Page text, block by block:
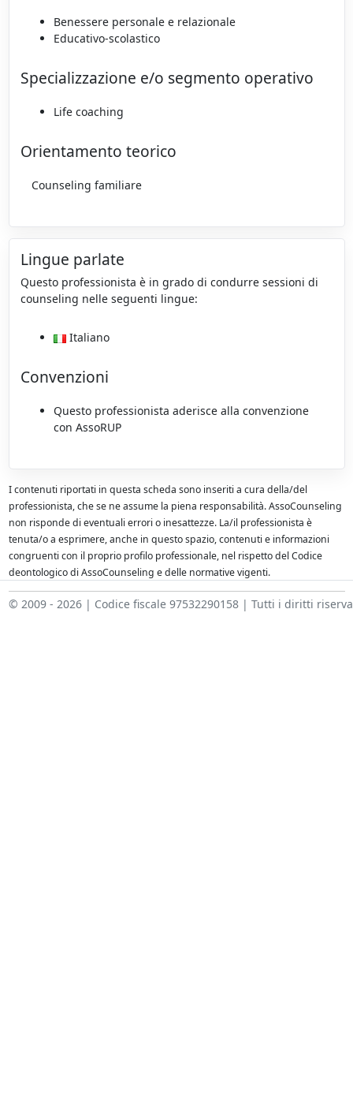
Benessere personale e relazionale
Educativo-scolastico
Specializzazione e/o segmento operativo
Life coaching
Orientamento teorico
Counseling familiare
Lingue parlate
Questo professionista è in grado di condurre sessioni di
counseling nelle seguenti lingue:
Italiano
Convenzioni
Questo professionista aderisce alla convenzione
con AssoRUP
I contenuti riportati in questa scheda sono inseriti a cura della/del
professionista, che se ne assume la piena responsabilità. AssoCounseling
non risponde di eventuali errori o inesattezze. La/il professionista è
tenuta/o a esprimere, anche in questo spazio, contenuti e informazioni
congruenti con il proprio profilo professionale, nel rispetto del Codice
deontologico di AssoCounseling e delle normative vigenti.
© 2009 - 2026 | Codice fiscale 97532290158 | Tutti i diritti